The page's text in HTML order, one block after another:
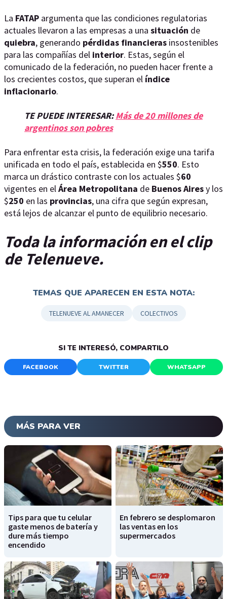
La FATAP argumenta que las condiciones regulatorias
actuales llevaron a las empresas a una situación de
quiebra, generando pérdidas financieras insostenibles
para las compañías del interior. Estas, según el
comunicado de la federación, no pueden hacer frente a
los crecientes costos, que superan el índice
inflacionario.
TE PUEDE INTERESAR:Más de 20 millones de
argentinos son pobres
Para enfrentar esta crisis, la federación exige una tarifa
unificada en todo el país, establecida en $550. Esto
marca un drástico contraste con los actuales $60
vigentes en elÁrea Metropolitana de BuenosAiresy los
$250 en las provincias, una cifra que según expresan,
está lejos de alcanzar el punto de equilibrio necesario.
Toda la información en el clip
de Telenueve.
TEMAS QUE APARECEN EN ESTA NOTA:
TELENUEVE AL AMANECER COLECTIVOS
SI TE INTERESÓ, COMPARTILO
FACEBOOK TWITTER WHATSAPP
MÁS PARA VER
Tips para que tu celular
gaste menos de batería y
dure más tiempo
encendido
En febrero se desplomaron
las ventas en los
supermercados